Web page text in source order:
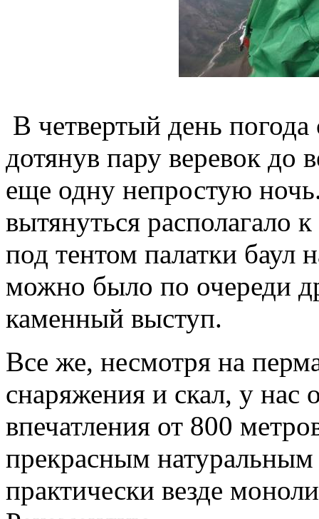
В четвертый день
дотянув пару веревок
еще одну непростую
вытянуться располагало
под тентом палатки баул
можно было по очереди
каменный выступ.
Все же, несмотря на
снаряжения и скал, у нас
впечатления от 800
прекрасным
практически везде